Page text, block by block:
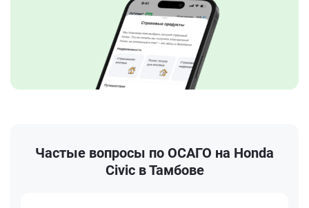
Частые вопросы по ОСАГО на Honda
Civic в Тамбове